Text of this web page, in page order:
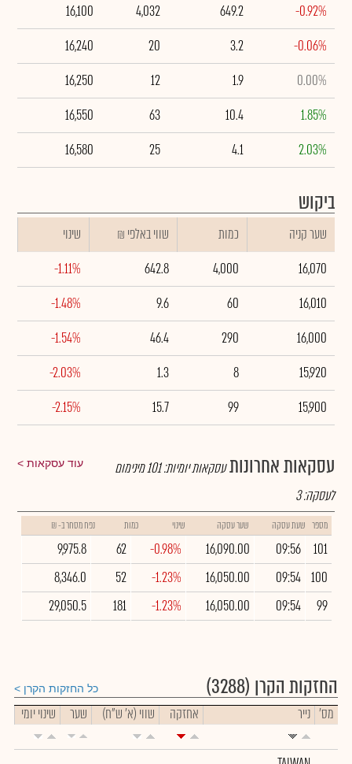
-0.92%
649.2
4,032
16,100
-0.06%
3.2
20
16,240
0.00%
1.9
12
16,250
1.85%
10.4
63
16,550
2.03%
4.1
25
16,580
ביקוש
שער קניה כמות ₪ שווי באלפי
שינוי
16,070
4,000
642.8
-1.11%
16,010
60
9.6
-1.48%
16,000
290
46.4
-1.54%
15,920
8
1.3
-2.03%
15,900
99
15.7
-2.15%
עסקאות אחרונות עוד עסקאות עסקאות יומיות:101מינימום
לעסקה:3
מספר שעת עסקה שער עסקה שינוי כמות נפח מסחר ב- ₪
101
09:56
16,090.00
-0.98%
62
9,975.8
100
09:54
16,050.00
-1.23%
52
8,346.0
99
09:54
16,050.00
-1.23%
181
29,050.5
החזקות הקרן (3288) כל החזקות הקרן
מס' נייר אחזקה שווי (א' ש"ח) שער שינוי יומי